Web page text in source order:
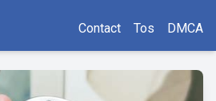
Contact Tos DMCA